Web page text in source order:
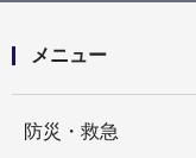
メニュー
防災・救急